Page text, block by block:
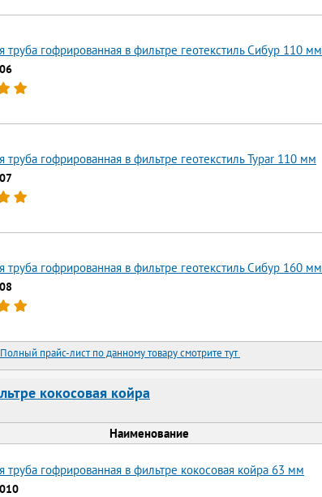
труба гофрированная в фильтре геотекстиль Сибур 110 мм
труба гофрированная в фильтре геотекстиль Typar 110 мм
труба гофрированная в фильтре геотекстиль Сибур 160 мм
Полный прайс-лист по данному товару смотрите тут
кокосовая койра
Наименование
труба гофрированная в фильтре кокосовая койра 63 мм